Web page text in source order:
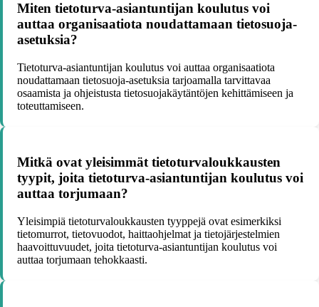
Miten tietoturva-asiantuntijan koulutus voi
auttaa organisaatiota noudattamaan tietosuoja-
asetuksia?
Tietoturva-asiantuntijan koulutus voi auttaa organisaatiota
noudattamaan tietosuoja-asetuksia tarjoamalla tarvittavaa
osaamista ja ohjeistusta tietosuojakäytäntöjen kehittämiseen ja
toteuttamiseen.
Mitkä ovat yleisimmät tietoturvaloukkausten
tyypit, joita tietoturva-asiantuntijan koulutus voi
auttaa torjumaan?
Yleisimpiä tietoturvaloukkausten tyyppejä ovat esimerkiksi
tietomurrot, tietovuodot, haittaohjelmat ja tietojärjestelmien
haavoittuvuudet, joita tietoturva-asiantuntijan koulutus voi
auttaa torjumaan tehokkaasti.